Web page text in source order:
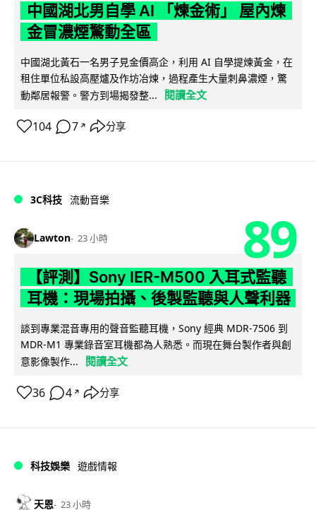
中國湖北男自學 AI 「煉金術」 屋內煉
金冒濃煙驚動全區
中國湖北黃石一名男子見金價高企，利用 AI 自學提煉黃金，在
租住單位私設高壓爐及作坊冶煉，過程產生大量刺鼻濃煙，驚
動鄰居報警。警方到場揭發整...
閱讀全文
104 7 ↗ 分享
3C科技 流動音樂
Lawton 23 小時 89
【評測】Sony IER-M500 入耳式監聽
耳機：現場拍攝、後製監聽與人聲利器
談到專業混音專用的聲音監聽耳機，Sony 經典 MDR-7506 到
MDR-M1 專業錄音室耳機都為人熟悉。而現在舞台製作者與創
意影像製作...
閱讀全文
36 4 ↗ 分享
科技娛樂 遊戲情報
天恩 23 小時